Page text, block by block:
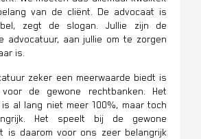
van de cliënt. De advocaat is
zegt de slogan. Jullie zijn de
advocatuur, aan jullie om te zorgen
is.
zeker een meerwaarde biedt is
de gewone rechtbanken. Het
is al lang niet meer 100%, maar toch
Het speelt bij de gewone
is daarom voor ons zeer belangrijk